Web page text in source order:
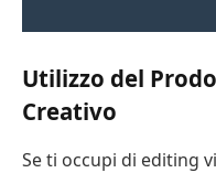
Utilizzo del
Creativo
Se ti occupi di editing